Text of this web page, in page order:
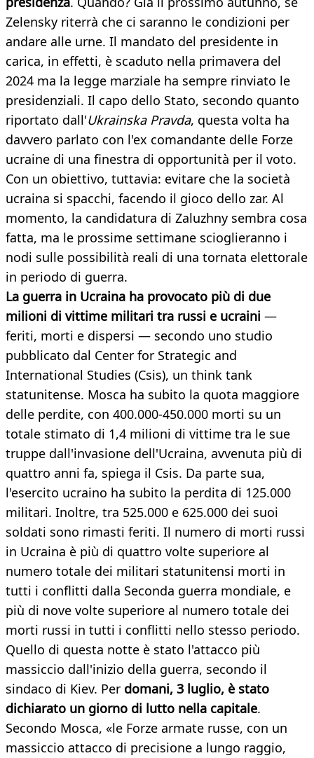
Zelensky riterrà che ci saranno le condizioni per
andare alle urne. Il mandato del presidente in
carica, in effetti, è scaduto nella primavera del
2024 ma la legge marziale ha sempre rinviato le
presidenziali. Il capo dello Stato, secondo quanto
riportato dall'Ukrainska Pravda, questa volta ha
davvero parlato con l'ex comandante delle Forze
ucraine di una finestra di opportunità per il voto.
Con un obiettivo, tuttavia: evitare che la società
ucraina si spacchi, facendo il gioco dello zar. Al
momento, la candidatura di Zaluzhny sembra cosa
fatta, ma le prossime settimane scioglieranno i
nodi sulle possibilità reali di una tornata elettorale
in periodo di guerra.
La guerra in Ucraina ha provocato più di due
milioni di vittime militari tra russi e ucraini —
feriti, morti e dispersi — secondo uno studio
pubblicato dal Center for Strategic and
International Studies (Csis), un think tank
statunitense. Mosca ha subito la quota maggiore
delle perdite, con 400.000-450.000 morti su un
totale stimato di 1,4 milioni di vittime tra le sue
truppe dall'invasione dell'Ucraina, avvenuta più di
quattro anni fa, spiega il Csis. Da parte sua,
l'esercito ucraino ha subito la perdita di 125.000
militari. Inoltre, tra 525.000 e 625.000 dei suoi
soldati sono rimasti feriti. Il numero di morti russi
in Ucraina è più di quattro volte superiore al
numero totale dei militari statunitensi morti in
tutti i conflitti dalla Seconda guerra mondiale, e
più di nove volte superiore al numero totale dei
morti russi in tutti i conflitti nello stesso periodo.
Quello di questa notte è stato l'attacco più
massiccio dall'inizio della guerra, secondo il
sindaco di Kiev. Per domani, 3 luglio, è stato
dichiarato un giorno di lutto nella capitale.
Secondo Mosca, «le Forze armate russe, con un
massiccio attacco di precisione a lungo raggio,